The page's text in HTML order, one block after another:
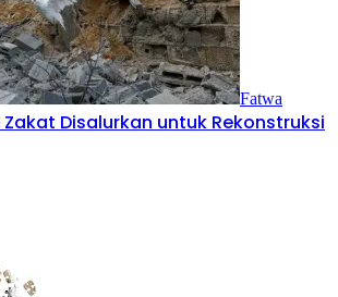
Fatwa
Disalurkan untuk Rekonstruksi